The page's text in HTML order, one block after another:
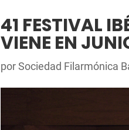
41 FESTIVAL
VIENE EN
porSociedad Filarmónica